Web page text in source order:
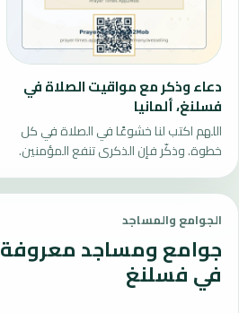
دعاء وذكر مع مواقيت الصلاة في
فسلنغ، ألمانيا
اللهم اكتب لنا خشوعًا في الصلاة في كل
خطوة. وذكّر فإن الذكرى تنفع المؤمنين.
الجوامع والمساجد
جوامع ومساجد معروفة
في فسلنغ